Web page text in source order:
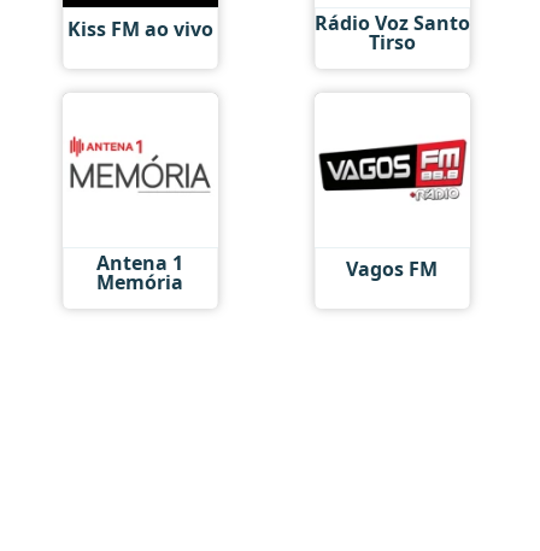
Kiss FM ao vivo Rádio Voz Santo
Tirso
Antena 1
Memória Vagos FM